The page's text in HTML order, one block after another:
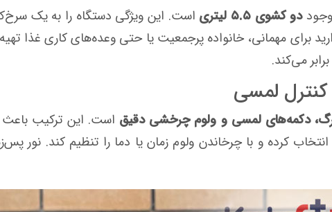
دو کشوی ۵.۵ لیتری
است. این ویژگی دستگاه را به یک
برای مهمانی، خانواده پرجمعیت یا حتی وعده‌های کاری غذا
می‌کند.
لمسی
است. این ترکیب باعث
انتخاب کرده و با چرخاندن ولوم زمان یا دما را تنظیم کند. نور